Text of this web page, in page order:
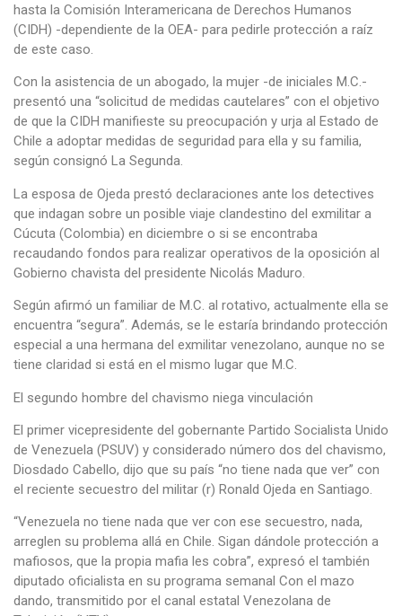
hasta la Comisión Interamericana de Derechos Humanos
(CIDH) -dependiente de la OEA- para pedirle protección a raíz
de este caso.
Con la asistencia de un abogado, la mujer -de iniciales M.C.-
presentó una “solicitud de medidas cautelares” con el objetivo
de que la CIDH manifieste su preocupación y urja al Estado de
Chile a adoptar medidas de seguridad para ella y su familia,
según consignó La Segunda.
La esposa de Ojeda prestó declaraciones ante los detectives
que indagan sobre un posible viaje clandestino del exmilitar a
Cúcuta (Colombia) en diciembre o si se encontraba
recaudando fondos para realizar operativos de la oposición al
Gobierno chavista del presidente Nicolás Maduro.
Según afirmó un familiar de M.C. al rotativo, actualmente ella se
encuentra “segura”. Además, se le estaría brindando protección
especial a una hermana del exmilitar venezolano, aunque no se
tiene claridad si está en el mismo lugar que M.C.
El segundo hombre del chavismo niega vinculación
El primer vicepresidente del gobernante Partido Socialista Unido
de Venezuela (PSUV) y considerado número dos del chavismo,
Diosdado Cabello, dijo que su país “no tiene nada que ver” con
el reciente secuestro del militar (r) Ronald Ojeda en Santiago.
“Venezuela no tiene nada que ver con ese secuestro, nada,
arreglen su problema allá en Chile. Sigan dándole protección a
mafiosos, que la propia mafia les cobra”, expresó el también
diputado oficialista en su programa semanal Con el mazo
dando, transmitido por el canal estatal Venezolana de